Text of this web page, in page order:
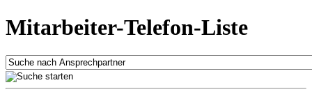
Mitarbeiter-Telefon-Liste